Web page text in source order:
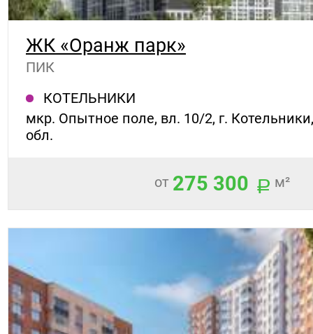
ЖК «Оранж парк»
ПИК
КОТЕЛЬНИКИ
мкр. Опытное поле, вл. 10/2, г.
обл.
от 275 300 м²